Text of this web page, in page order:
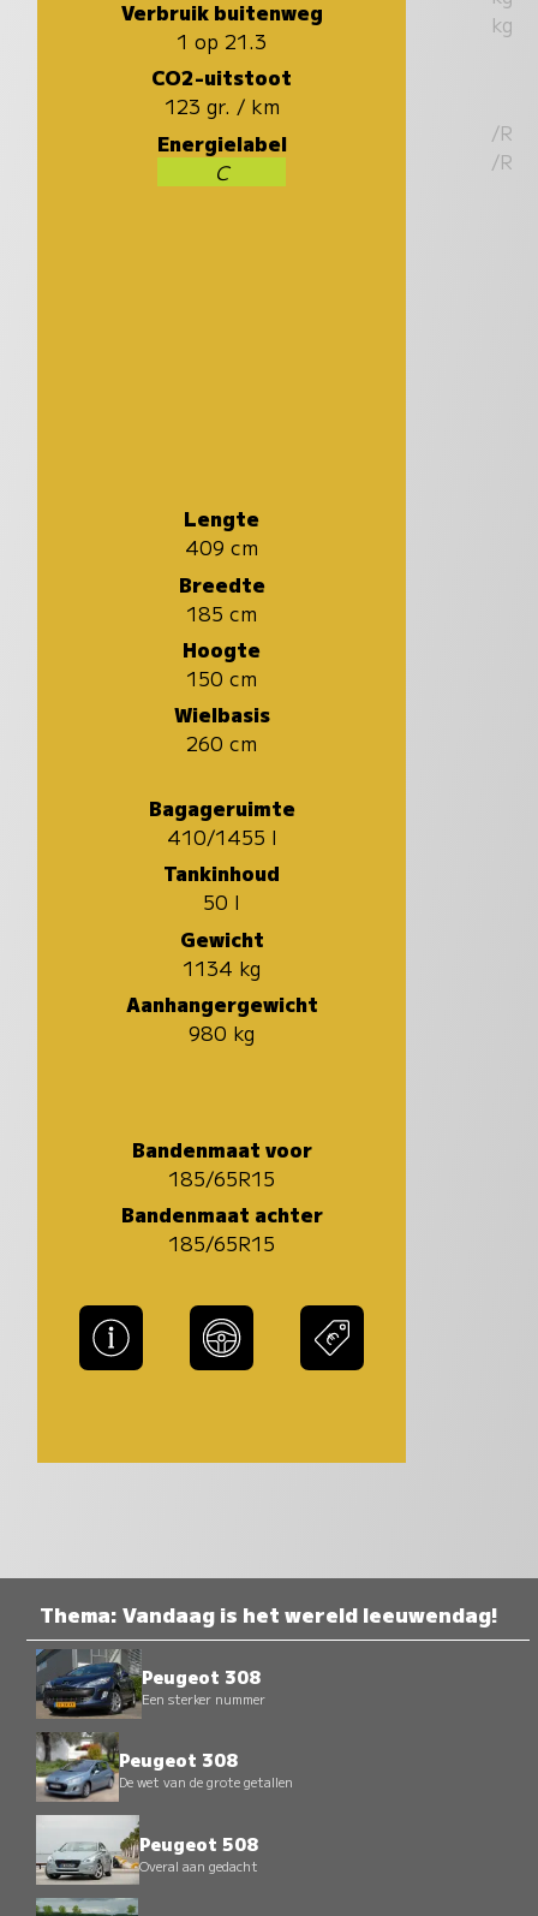
Verbruik buitenweg
1 op 21.3
CO2-uitstoot
123 gr. / km
Energielabel
C
Lengte
409 cm
Breedte
185 cm
Hoogte
150 cm
Wielbasis
260 cm
Bagageruimte
410/1455 l
Tankinhoud
50 l
Gewicht
1134 kg
Aanhangergewicht
980 kg
Bandenmaat voor
185/65R15
Bandenmaat achter
185/65R15
kg
/R
/R
Thema: Vandaag is het wereld leeuwendag!
Peugeot 308
Een sterker nummer
Peugeot 308
De wet van de grote getallen
Peugeot 508
Overal aan gedacht